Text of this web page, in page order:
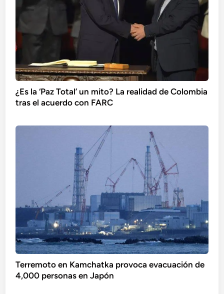
¿Es la ‘Paz Total’ un mito? La realidad de Colombia
tras el acuerdo con FARC
Terremoto en Kamchatka provoca evacuación de
4,000 personas en Japón